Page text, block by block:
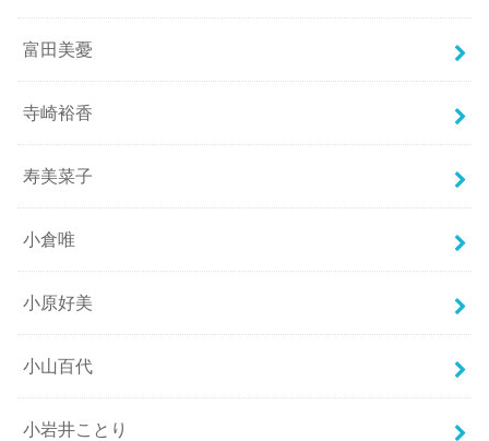
富田美憂
寺崎裕香
寿美菜子
小倉唯
小原好美
小山百代
小岩井ことり